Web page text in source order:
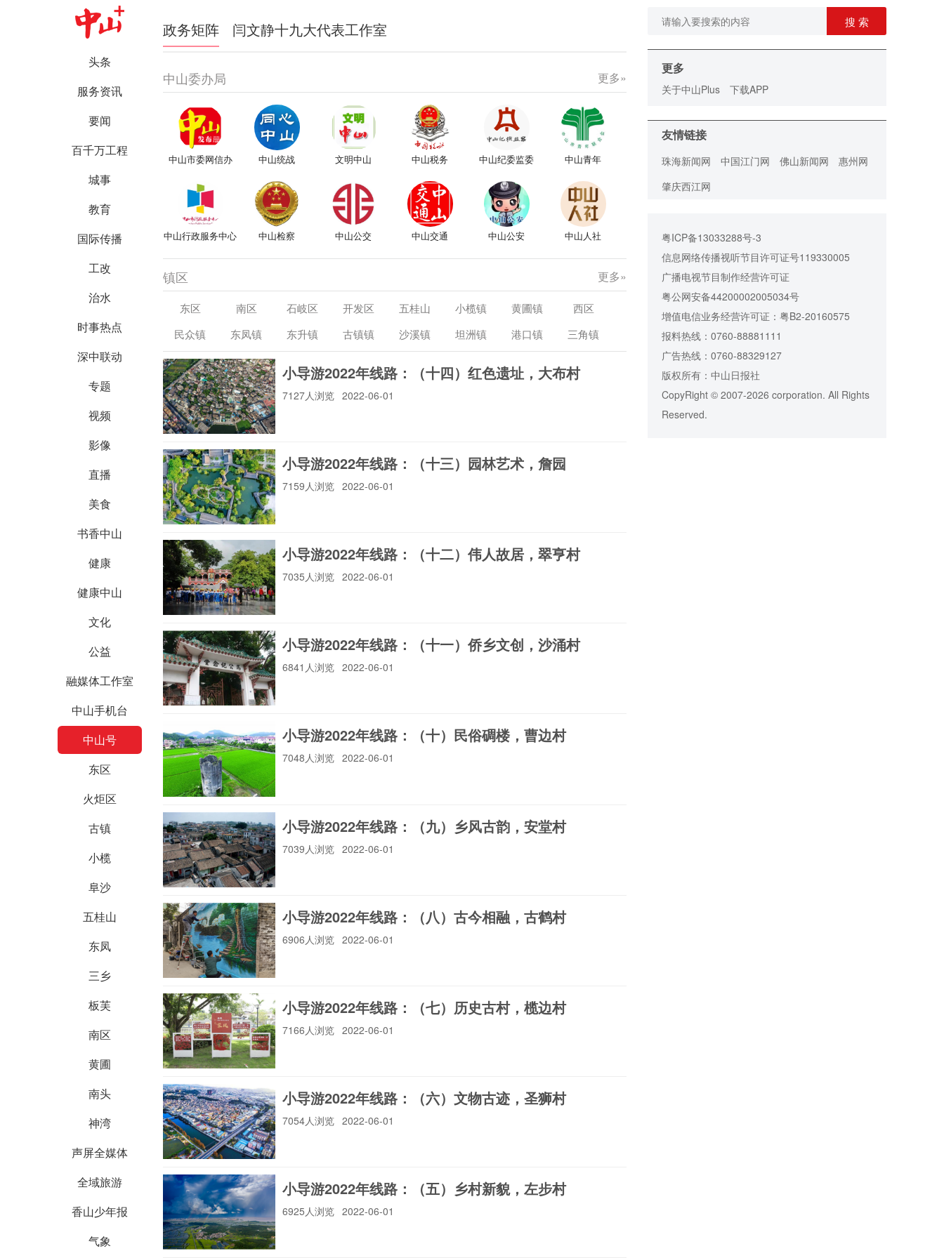
头条
服务资讯
要闻
百千万工程
城事
教育
国际传播
工改
治水
时事热点
深中联动
专题
视频
影像
直播
美食
书香中山
健康
健康中山
文化
公益
融媒体工作室
中山手机台
中山号
东区
火炬区
古镇
小榄
阜沙
五桂山
东凤
三乡
板芙
南区
黄圃
南头
神湾
声屏全媒体
全域旅游
香山少年报
气象
政务矩阵 闫文静十九大代表工作室
中山委办局 更多»
中山市委网信办 中山统战 文明中山 中山税务 中山纪委监委 中山青年
中山行政服务中心 中山检察 中山公交 中山交通 中山公安 中山人社
中山市教育和体育
中山住建 中山市司法局 中山中级法院
中山自然资源局 中山市场监管 中山市财政局 中山市民政局 中山市外事侨务局 中山妇联
中山市政法委 商务局 中山统计局 中山文广电旅游 文艺中山 中共中山市委党校
中山城管 中山党史
中山海关 中山机关党建
中山三防 中山社科
中山质量 中山致公 中山市科技局
中山工商联（总商
会） 中山环卫 中山市总工会
中山市退役军人事
务局 中山市第一法院 中山市人大
中山工业和信息化
局 太平洋保险 中国人寿
中国银行 建设银行
镇区 更多»
东区 南区 石岐区 开发区 五桂山 小榄镇 黄圃镇
西区
民众镇
东凤镇 东升镇 古镇镇 沙溪镇 坦洲镇 港口镇
三角镇
横栏镇
南头镇
翠亨新区
小导游2022年线路：（十四）红色遗址，大布村
7127人浏览 2022-06-01
小导游2022年线路：（十三）园林艺术，詹园
7159人浏览 2022-06-01
小导游2022年线路：（十二）伟人故居，翠亨村
7035人浏览 2022-06-01
小导游2022年线路：（十一）侨乡文创，沙涌村
6841人浏览 2022-06-01
小导游2022年线路：（十）民俗碉楼，曹边村
7048人浏览 2022-06-01
小导游2022年线路：（九）乡风古韵，安堂村
7039人浏览 2022-06-01
小导游2022年线路：（八）古今相融，古鹤村
6906人浏览 2022-06-01
小导游2022年线路：（七）历史古村，榄边村
7166人浏览 2022-06-01
小导游2022年线路：（六）文物古迹，圣狮村
7054人浏览 2022-06-01
小导游2022年线路：（五）乡村新貌，左步村
6925人浏览 2022-06-01
搜 索
更多
关于中山Plus 下载APP
友情链接
珠海新闻网 中国江门网 佛山新闻网
惠州网
肇庆西江网
粤ICP备13033288号-3
信息网络传播视听节目许可证号119330005
广播电视节目制作经营许可证
粤公网安备44200002005034号
增值电信业务经营许可证：粤B2-20160575
报料热线：0760-88881111
广告热线：0760-88329127
版权所有：中山日报社
CopyRight © 2007-2026 corporation. All Rights
Reserved.